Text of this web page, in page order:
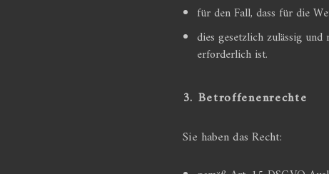
für den Fall, dass für die
dies gesetzlich zulässig
erforderlich ist.
3. Betroffenenrechte
Sie haben das Recht: